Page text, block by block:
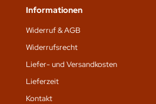
Informationen
Widerruf & AGB
Widerrufsrecht
Liefer- und Versandkosten
Lieferzeit
Kontakt